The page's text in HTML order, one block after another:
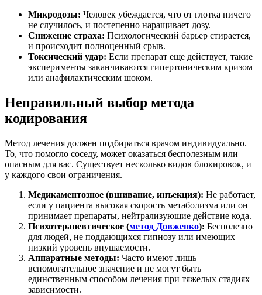
Микродозы: Человек убеждается, что от глотка ничего
не случилось, и постепенно наращивает дозу.
Снижение страха: Психологический барьер стирается,
и происходит полноценный срыв.
Токсический удар: Если препарат еще действует, такие
эксперименты заканчиваются гипертоническим кризом
или анафилактическим шоком.
Неправильный выбор метода
кодирования
Метод лечения должен подбираться врачом индивидуально.
То, что помогло соседу, может оказаться бесполезным или
опасным для вас. Существует несколько видов блокировок, и
у каждого свои ограничения.
Медикаментозное (вшивание, инъекция): Не работает,
если у пациента высокая скорость метаболизма или он
принимает препараты, нейтрализующие действие кода.
Психотерапевтическое (метод Довженко): Бесполезно
для людей, не поддающихся гипнозу или имеющих
низкий уровень внушаемости.
Аппаратные методы: Часто имеют лишь
вспомогательное значение и не могут быть
единственным способом лечения при тяжелых стадиях
зависимости.